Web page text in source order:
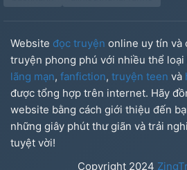
Chương 44
Chương 46
Chương 47
Chương 48
Website đọc truyện online uy tín và
truyện phong phú với nhiều thể loại
lãng mạn, fanfiction, truyện teen và
được tổng hợp trên internet. Hãy
website bằng cách giới thiệu đến
những giây phút thư giãn và trải
tuyệt vời!
Copyright 2024